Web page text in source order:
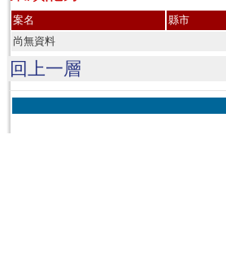
案名 縣市
尚無資料
回上一層